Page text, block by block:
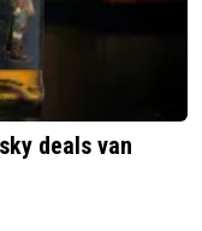
deals van